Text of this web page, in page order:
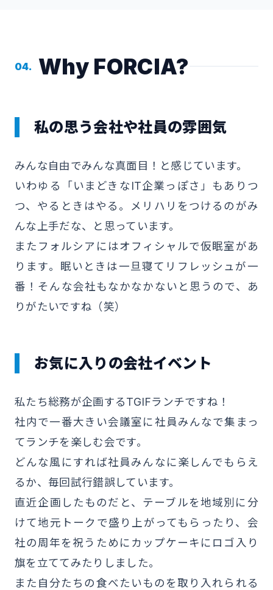
04. Why FORCIA?
私の思う会社や社員の雰囲気
みんな自由でみんな真面目！と感じています。
いわゆる「いまどきなIT企業っぽさ」もありつ
つ、やるときはやる。メリハリをつけるのがみ
んな上手だな、と思っています。
またフォルシアにはオフィシャルで仮眠室があ
ります。眠いときは一旦寝てリフレッシュが一
番！そんな会社もなかなかないと思うので、あ
りがたいですね（笑）
お気に入りの会社イベント
私たち総務が企画するTGIFランチですね！
社内で一番大きい会議室に社員みんなで集まっ
てランチを楽しむ会です。
どんな風にすれば社員みんなに楽しんでもらえ
るか、毎回試行錯誤しています。
直近企画したものだと、テーブルを地域別に分
けて地元トークで盛り上がってもらったり、会
社の周年を祝うためにカップケーキにロゴ入り
旗を立ててみたりしました。
また自分たちの食べたいものを取り入れられる